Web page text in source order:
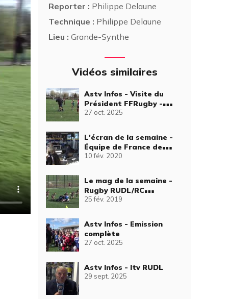
Reporter : Philippe Delaune
Technique : Philippe Delaune
Lieu : Grande-Synthe
Vidéos similaires
Astv Infos - Visite du
Président FFRugby -
remise coq d'or Roger
27 oct. 2025
L'écran de la semaine -
Équipe de France de
rugby des -20 ans à
10 fév. 2020
Le mag de la semaine -
Rugby RUDL/RC
Valenciennois
25 fév. 2019
Astv Infos - Emission
complète
27 oct. 2025
Astv Infos - Itv RUDL
29 sept. 2025